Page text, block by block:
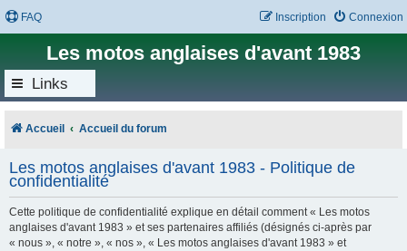
FAQ Connexion
Inscription
Les motos anglaises d'avant 1983
Links
Accueil Accueil du forum
Les motos anglaises d'avant 1983 - Politique de
confidentialité
Cette politique de confidentialité explique en détail comment « Les motos
anglaises d'avant 1983 » et ses partenaires affiliés (désignés ci-après par
« nous », « notre », « nos », « Les motos anglaises d'avant 1983 » et